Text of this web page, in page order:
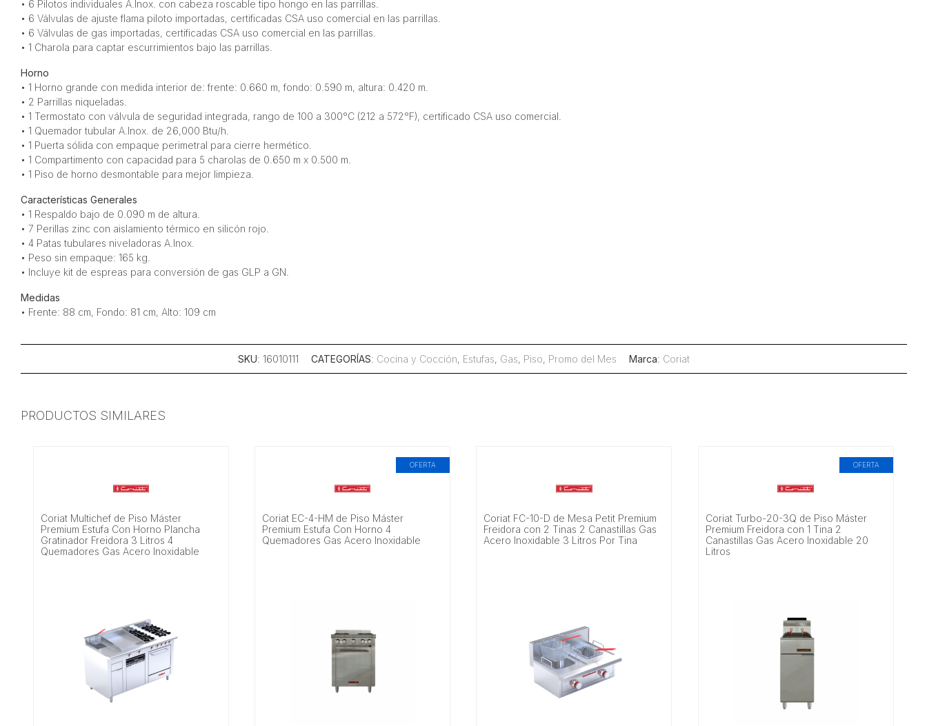
• 6 Pilotos individuales A.Inox. con cabeza roscable tipo hongo en las parrillas.
• 6 Válvulas de ajuste flama piloto importadas, certificadas CSA uso comercial en las parrillas.
• 6 Válvulas de gas importadas, certificadas CSA uso comercial en las parrillas.
• 1 Charola para captar escurrimientos bajo las parrillas.
Horno
• 1 Horno grande con medida interior de: frente: 0.660 m, fondo: 0.590 m, altura: 0.420 m.
• 2 Parrillas niqueladas.
• 1 Termostato con válvula de seguridad integrada, rango de 100 a 300°C (212 a 572°F), certificado CSA uso comercial.
• 1 Quemador tubular A.Inox. de 26,000 Btu/h.
• 1 Puerta sólida con empaque perimetral para cierre hermético.
• 1 Compartimento con capacidad para 5 charolas de 0.650 m x 0.500 m.
• 1 Piso de horno desmontable para mejor limpieza.
Características Generales
• 1 Respaldo bajo de 0.090 m de altura.
• 7 Perillas zinc con aislamiento térmico en silicón rojo.
• 4 Patas tubulares niveladoras A.Inox.
• Peso sin empaque: 165 kg.
• Incluye kit de espreas para conversión de gas GLP a GN.
Medidas
• Frente: 88 cm, Fondo: 81 cm, Alto: 109 cm
SKU: 16010111 CATEGORÍAS: Cocina y Cocción, Estufas, Gas, Piso, Promo del Mes Marca: Coriat
PRODUCTOS SIMILARES
Coriat Multichef de Piso Máster
Premium Estufa Con Horno Plancha
Gratinador Freidora 3 Litros 4
Quemadores Gas Acero Inoxidable
OFERTA
Coriat EC-4-HM de Piso Máster
Premium Estufa Con Horno 4
Quemadores Gas Acero Inoxidable
Coriat FC-10-D de Mesa Petit Premium
Freidora con 2 Tinas 2 Canastillas Gas
Acero Inoxidable 3 Litros Por Tina
OFERTA
Coriat Turbo-20-3Q de Piso Máster
Premium Freidora con 1 Tina 2
Canastillas Gas Acero Inoxidable 20
Litros